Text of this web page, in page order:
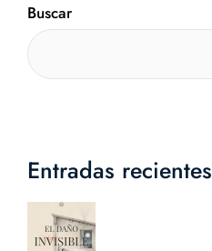
Buscar
Entradas recientes